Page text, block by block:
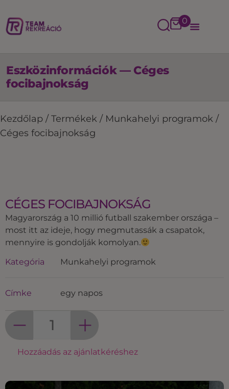
0
Eszközinformációk — Céges
focibajnokság
Kezdőlap / Termékek / Munkahelyi programok /
Céges focibajnokság
CÉGES FOCIBAJNOKSÁG
Magyarország a 10 millió futball szakember országa –
most itt az ideje, hogy megmutassák a csapatok,
mennyire is gondolják komolyan.
Kategória Munkahelyi programok
Címke egy napos
Hozzáadás az ajánlatkéréshez